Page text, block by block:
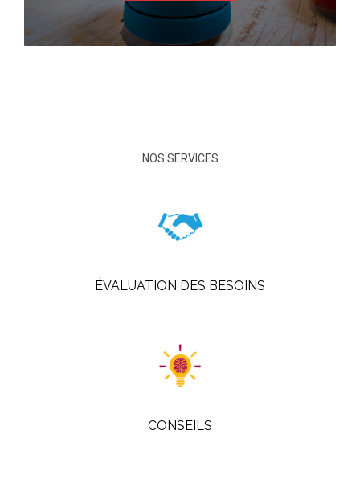
NOS SERVICES
ÉVALUATION DES BESOINS
CONSEILS